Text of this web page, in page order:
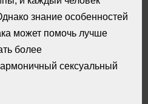
знание особенностей
может помочь лучше
более
сексуальный